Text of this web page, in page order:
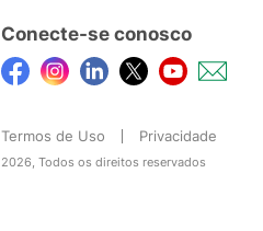
Conecte-se conosco
Termos de Uso Privacidade
2026, Todos os direitos reservados